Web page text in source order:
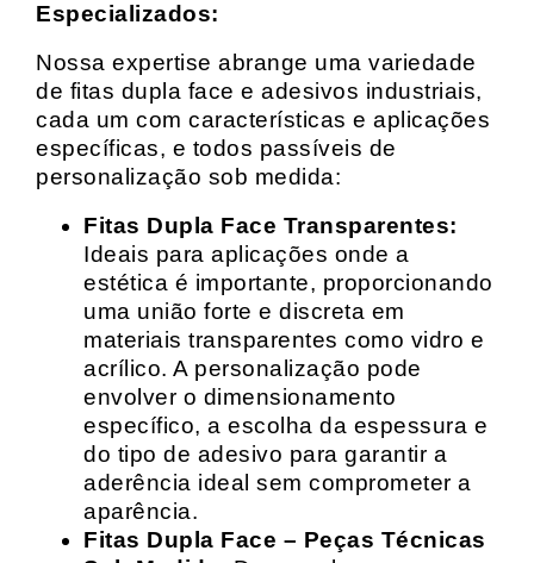
Especializados:
Nossa expertise abrange uma variedade
de fitas dupla face e adesivos industriais,
cada um com características e aplicações
específicas, e todos passíveis de
personalização sob medida:
Fitas Dupla Face Transparentes:
Ideais para aplicações onde a
estética é importante, proporcionando
uma união forte e discreta em
materiais transparentes como vidro e
acrílico. A personalização pode
envolver o dimensionamento
específico, a escolha da espessura e
do tipo de adesivo para garantir a
aderência ideal sem comprometer a
aparência.
Fitas Dupla Face – Peças Técnicas